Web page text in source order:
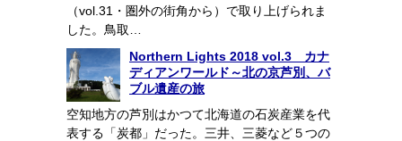
（vol.31・圏外の街角から）で取り上げられま
した。鳥取…
Northern Lights 2018 vol.3 カナ
ディアンワールド～北の京芦別、バ
ブル遺産の旅
空知地方の芦別はかつて北海道の石炭産業を代
表する「炭都」だった。三井、三菱など５つの